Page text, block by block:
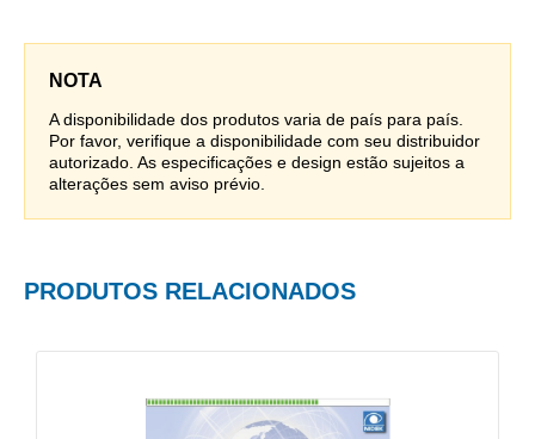
NOTA
A disponibilidade dos produtos varia de país para país.
Por favor, verifique a disponibilidade com seu distribuidor
autorizado. As especificações e design estão sujeitos a
alterações sem aviso prévio.
PRODUTOS RELACIONADOS